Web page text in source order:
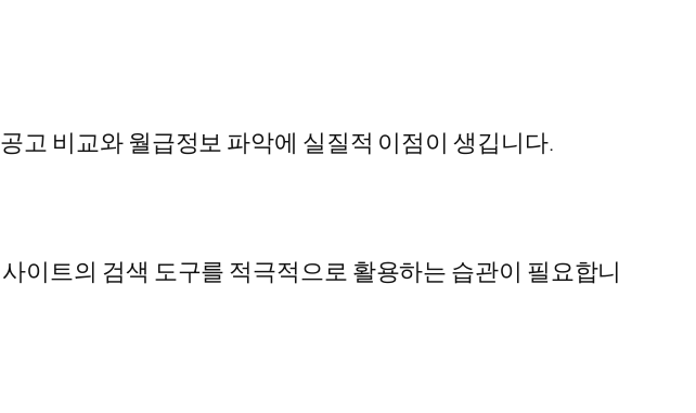
고 비교와 월급정보 파악에 실질적 이점이 생깁니다.
이트의 검색 도구를 적극적으로 활용하는 습관이 필요합니